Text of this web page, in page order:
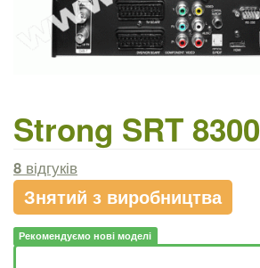
Strong SRT 8300
8 відгуків
Знятий з виробництва
Рекомендуємо нові моделі